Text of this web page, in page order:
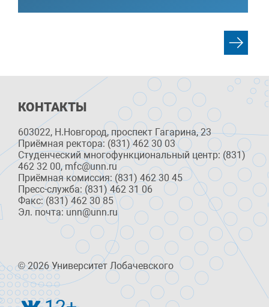
КОНТАКТЫ
603022, Н.Новгород, проспект Гагарина, 23
Приёмная ректора: (831) 462 30 03
Студенческий многофункциональный центр: (831)
462 32 00, mfc@unn.ru
Приёмная комиссия: (831) 462 30 45
Пресс-служба: (831) 462 31 06
Факс: (831) 462 30 85
Эл. почта: unn@unn.ru
© 2026 Университет Лобачевского